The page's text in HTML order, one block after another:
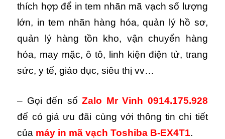
thích hợp để in tem nhãn mã vạch số lượng
lớn, in tem nhãn hàng hóa, quản lý hồ sơ,
quản lý hàng tồn kho, vận chuyển hàng
hóa, may mặc, ô tô, linh kiện điện tử, trang
sức, y tế, giáo dục, siêu thị vv…
– Gọi đến số Zalo Mr Vinh 0914.175.928
để có giá ưu đãi cùng với thông tin chi tiết
của máy in mã vạch Toshiba B-EX4T1.